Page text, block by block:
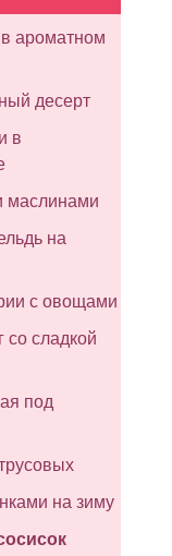
ароматном
десерт
в
маслинами
на
с овощами
со сладкой
под
на зиму